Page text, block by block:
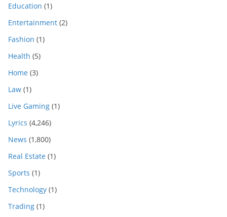
Education (1)
Entertainment (2)
Fashion (1)
Health (5)
Home (3)
Law (1)
Live Gaming (1)
Lyrics (4,246)
News (1,800)
Real Estate (1)
Sports (1)
Technology (1)
Trading (1)